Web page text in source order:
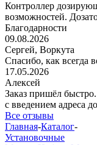
Контроллер
возможностей.
Благодарности
09.08.2026
Сергей, Воркута
Спасибо, как всегда
17.05.2026
Алексей
Заказ пришёл
с введением адреса
Все отзывы
Главная-Каталог-
Установочные